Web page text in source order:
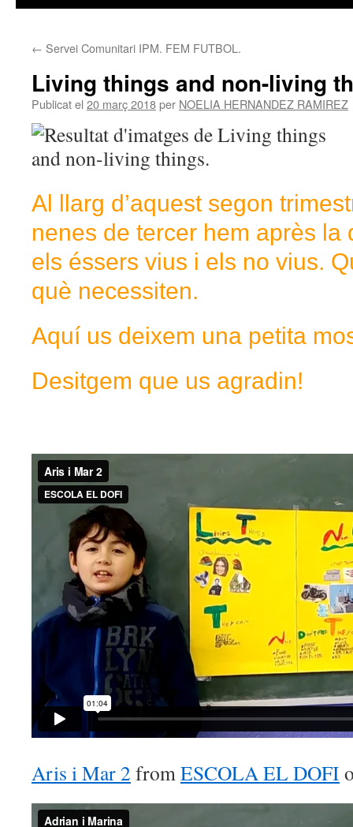
← Servei Comunitari IPM. FEM FUTBOL.
Living things and non-living
Publicat el 20 març 2018per NOELIA HERNANDEZ RAMIREZ
Al llarg d’aquest segon
nenes de tercer hem après la
els éssers vius i els no vius.
què necessiten.
Aquí us deixem una petita
Desitgem que us agradin!
Aris i Mar 2 fromESCOLA EL DOFI